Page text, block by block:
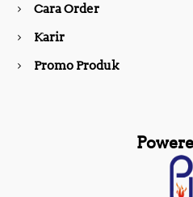
Cara Order
Karir
Promo Produk